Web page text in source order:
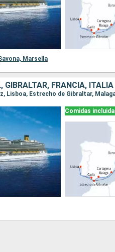
Marsella
GIBRALTAR, FRANCIA, ITALIA
Lisboa, Estrecho de Gibraltar,
Comidas